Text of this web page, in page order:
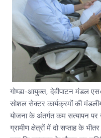
गोण्डा-आयुक्त, देवीपाटन मंडल
सोशल सेक्टर कार्यक्रमों की मंडलीय
योजना के अंतर्गत कम सत्यापन पर
ग्रामीण क्षेत्रों में दो सप्ताह के